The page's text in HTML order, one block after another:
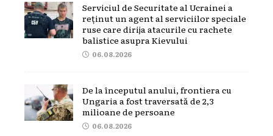
Serviciul de Securitate al Ucrainei a
reținut un agent al serviciilor speciale
ruse care dirija atacurile cu rachete
balistice asupra Kievului
06.08.2026
De la începutul anului, frontiera cu
Ungaria a fost traversată de 2,3
milioane de persoane
06.08.2026